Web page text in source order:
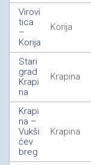
Virovi
tica
–
Korija
Korija
Stari
grad
Krapi
na
Krapina
Krapi
na –
Vukši
ćev
breg
Krapina